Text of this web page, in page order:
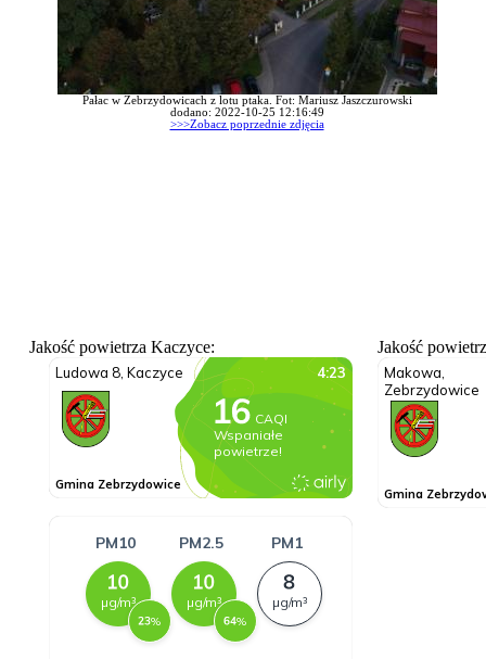
Pałac w Zebrzydowicach z lotu ptaka. Fot: Mariusz Jaszczurowski
dodano: 2022-10-25 12:16:49
>>>Zobacz poprzednie zdjęcia
Jakość powietrza Kaczyce: Jakość